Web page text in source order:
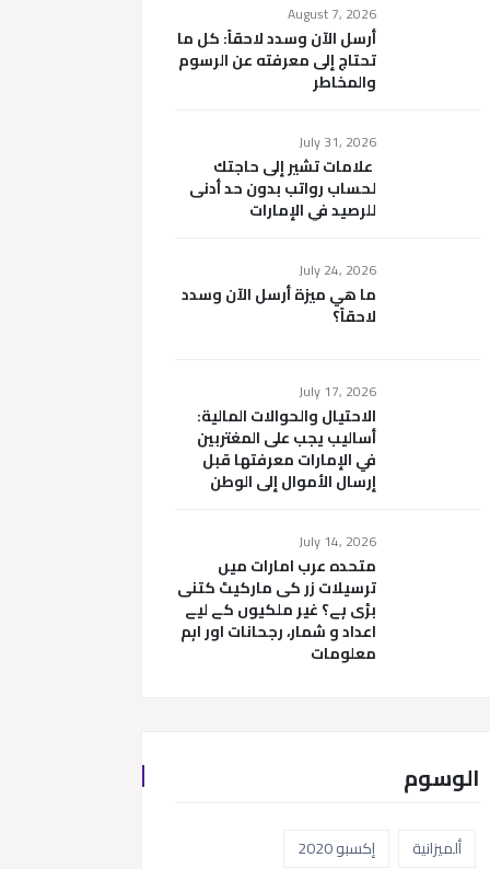
August 7, 2026
أرسل الآن وسدد لاحقاً: كل ما
تحتاج إلى معرفته عن الرسوم
والمخاطر
July 31, 2026
علامات تشير إلى حاجتك
لحساب رواتب بدون حد أدنى
للرصيد في الإمارات
July 24, 2026
ما هي ميزة أرسل الآن وسدد
لاحقاً؟
July 17, 2026
الاحتيال والحوالات المالية:
أساليب يجب على المغتربين
في الإمارات معرفتها قبل
إرسال الأموال إلى الوطن
July 14, 2026
متحدہ عرب امارات میں
ترسیلات زر کی مارکیٹ کتنی
بڑی ہے؟ غیر ملکیوں کے لیے
اعداد و شمار، رجحانات اور اہم
معلومات
الوسوم
ألميزانية
إكسبو 2020